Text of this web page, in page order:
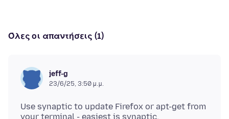
Όλες οι απαντήσεις (1)
jeff-g
23/6/25, 3:50 μ.μ.
Use synaptic to update Firefox or apt-get from